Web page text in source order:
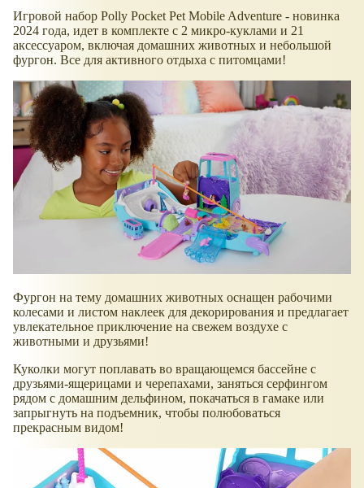
Игровой набор Polly Pocket Pet Mobile Adventure - новинка
2024 года, идет в комплекте с 2 микро-куклами и 21
аксессуаром, включая домашних животных и небольшой
фургон. Все для активного отдыха с питомцами!
Фургон на тему домашних животных оснащен рабочими
колесами и листом наклеек для декорирования и предлагает
увлекательное приключение на свежем воздухе с
животными и друзьями!
Куколки могут поплавать во вращающемся бассейне с
друзьями-ящерицами и черепахами, заняться серфингом
рядом с домашним дельфином, покачаться в гамаке или
запрыгнуть на подъемник, чтобы полюбоваться
прекрасным видом!